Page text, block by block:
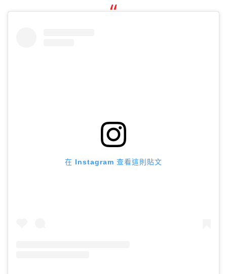
在 Instagram 查看這則貼文